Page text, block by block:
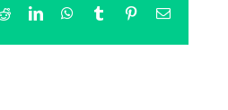
RedditLinkedInWhatsApp
TumblrPinterestEmail